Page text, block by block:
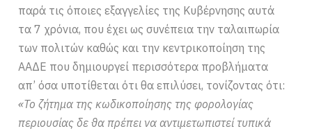
παρά τις όποιες εξαγγελίες της Κυβέρνησης αυτά
τα 7 χρόνια, που έχει ως συνέπεια την ταλαιπωρία
των πολιτών καθώς και την κεντρικοποίηση της
ΑΑΔΕ που δημιουργεί περισσότερα προβλήματα
απ’ όσα υποτίθεται ότι θα επιλύσει, τονίζοντας ότι:
«Το ζήτημα της κωδικοποίησης της φορολογίας
περιουσίας δε θα πρέπει να αντιμετωπιστεί τυπικά